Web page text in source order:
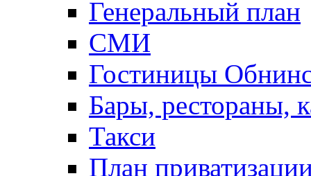
Генеральный план
СМИ
Гостиницы
Бары, рестораны,
Такси
План